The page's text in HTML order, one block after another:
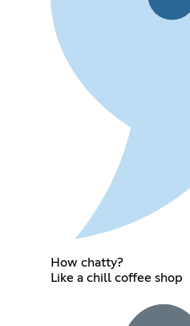
How chatty?
Like a chill coffee shop